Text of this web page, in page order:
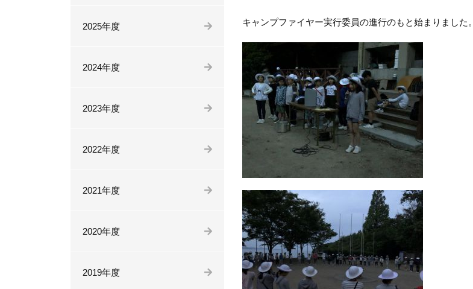
キャンプファイヤー実行委員の進行のもと始まりました。
2025年度
2024年度
2023年度
2022年度
2021年度
2020年度
2019年度